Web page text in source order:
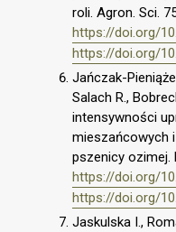
roli. Agron. Sci.
https://doi.org/
https://doi.org/
Jańczak-
Salach R.,
intensywności
mieszańcowych
pszenicy ozimej.
https://doi.org/
https://doi.org/
Jaskulska I.,